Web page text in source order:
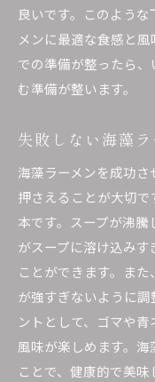
良いです。このよう
メンに最適な食感と
での準備が整ったら
む準備が整います。
失敗しない海藻
海藻ラーメンを成功
押さえることが大切
本です。スープが沸
がスープに溶け込み
ことができます。ま
が強すぎないように
ントとして、ゴマや
風味が楽しめます。
ことで、健康的で美